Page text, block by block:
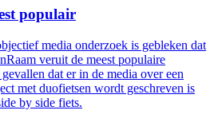
populair
media onderzoek is gebleken dat
veruit de meest populaire
dat er in de media over een
met duofietsen wordt geschreven is
by side fiets.